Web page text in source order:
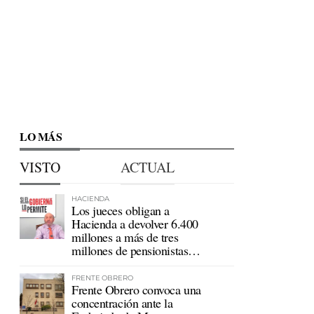
LO MÁS
VISTO ACTUAL
HACIENDA
Los jueces obligan a
Hacienda a devolver 6.400
millones a más de tres
millones de pensionistas
FRENTE OBRERO
Frente Obrero convoca una
concentración ante la